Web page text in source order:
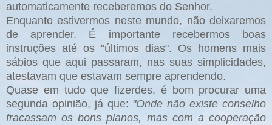
automaticamente receberemos do Senhor.
Enquanto estivermos neste mundo, não deixaremos
de aprender. É importante recebermos boas
instruções até os "últimos dias". Os homens mais
sábios que aqui passaram, nas suas simplicidades,
atestavam que estavam sempre aprendendo.
Quase em tudo que fizerdes, é bom procurar uma
segunda opinião, já que: "Onde não existe conselho
fracassam os bons planos, mas com a cooperação